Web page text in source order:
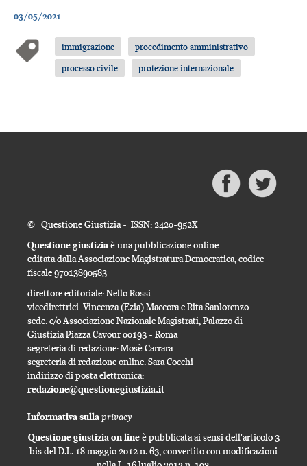
03/05/2021
immigrazione
procedimento amministrativo
processo civile
protezione internazionale
© Questione Giustizia - ISSN: 2420-952X
Questione giustiziaè una pubblicazione online
editata dalla Associazione Magistratura Democratica, codice
fiscale 97013890583
direttore editoriale: Nello Rossi
vicedirettrici: Vincenza (Ezia) Maccora e Rita Sanlorenzo
sede: c/o Associazione Nazionale Magistrati, Palazzo di
Giustizia Piazza Cavour 00193 - Roma
segreteria di redazione: Mosè Carrara
segreteria di redazione online: Sara Cocchi
indirizzo di posta elettronica:
redazione@questionegiustizia.it
Informativa sullaprivacy
Questione giustizia on lineè pubblicata ai sensi dell'articolo 3
bis del D.L. 18 maggio 2012 n. 63, convertito con modificazioni